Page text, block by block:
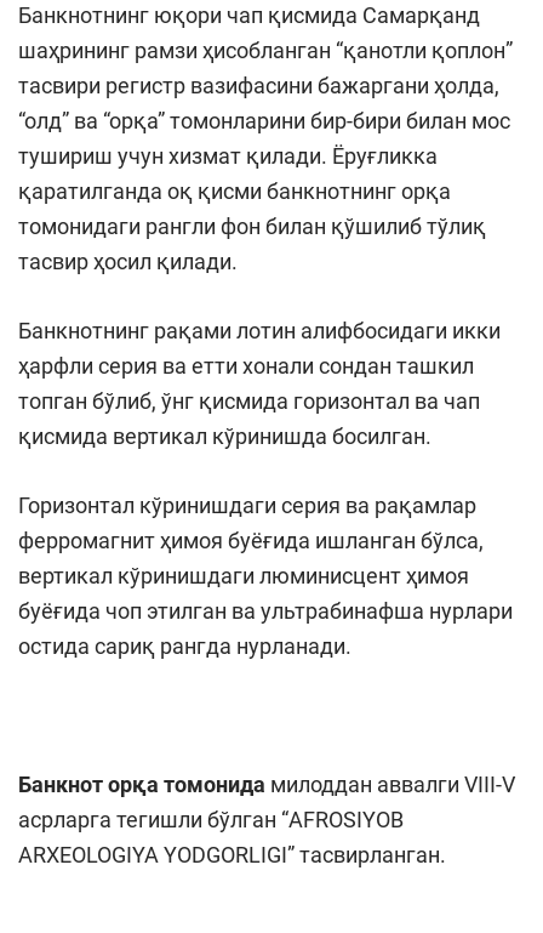
Банкнотнинг юқори чап қисмида Самарқанд
шаҳрининг рамзи ҳисобланган “қанотли қоплон”
тасвири регистр вазифасини бажаргани ҳолда,
“олд” ва “орқа” томонларини бир-бири билан мос
тушириш учун хизмат қилади. Ёруғликка
қаратилганда оқ қисми банкнотнинг орқа
томонидаги рангли фон билан қўшилиб тўлиқ
тасвир ҳосил қилади.
Банкнотнинг рақами лотин алифбосидаги икки
ҳарфли серия ва етти хонали сондан ташкил
топган бўлиб, ўнг қисмида горизонтал ва чап
қисмида вертикал кўринишда босилган.
Горизонтал кўринишдаги серия ва рақамлар
ферромагнит ҳимоя буёғида ишланган бўлса,
вертикал кўринишдаги люминисцент ҳимоя
буёғида чоп этилган ва ультрабинафша нурлари
остида сариқ рангда нурланади.
Банкнот орқа томонида милоддан аввалги VIII-V
асрларга тегишли бўлган “AFROSIYOB
ARXEOLOGIYA YODGORLIGI” тасвирланган.